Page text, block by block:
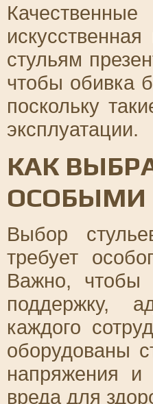
стульям
чтобы обивка
поскольку
эксплуатации.
КАК
ОСОБЫМИ
Выбор
требует
Важно, чтобы
поддержку,
каждого
оборудованы
напряжения и
вреда для